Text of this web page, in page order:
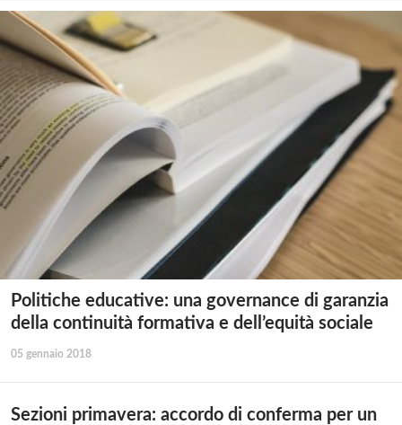
Politiche educative: una governance di garanzia
della continuità formativa e dell’equità sociale
05 gennaio 2018
Sezioni primavera: accordo di conferma per un